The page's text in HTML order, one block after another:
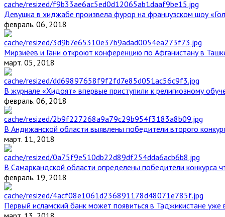
Девушка в хиджабе произвела фурор на французском шоу
февраль. 06, 2018
Мирзиёев и Гани откроют конференцию по Афганистану в
март. 05, 2018
В журнале «Хидоят» впервые приступили к религиозному
февраль. 06, 2018
В Андижанской области выявлены победители второго
март. 11, 2018
В Самаркандской области определены победители конкурса
февраль. 19, 2018
Первый исламский банк может появиться в Таджикистане уже